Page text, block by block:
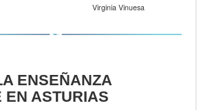
Virginia Vinuesa
ENSEÑANZA
EN ASTURIAS